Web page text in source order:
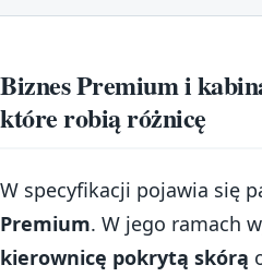
Biznes Premium i
które robią różnicę
W specyfikacji pojawia się
Premium. W jego ramach
kierownicę pokrytą skórą